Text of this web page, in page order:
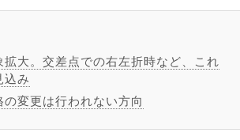
大。交差点での右左折時など、これ
込み
変更は行われない方向